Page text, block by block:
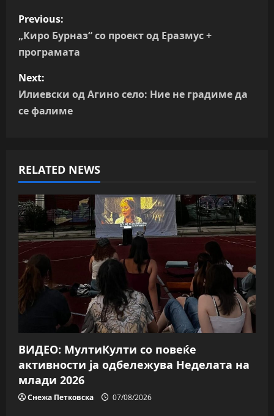
P
o
s
t
n
v
i
g
a
t
i
o
n
Previous:
„Киро Бурназ“ со проект од Еразмус +
програмата
Next:
Илиевски од Агино село: Ние не градиме да
се фалиме
RELATED NEWS
ВИДЕО: МултиКулти со повеќе
активности ја одбележува Неделата на
млади 2026
Снежа Петковска 07/08/2026